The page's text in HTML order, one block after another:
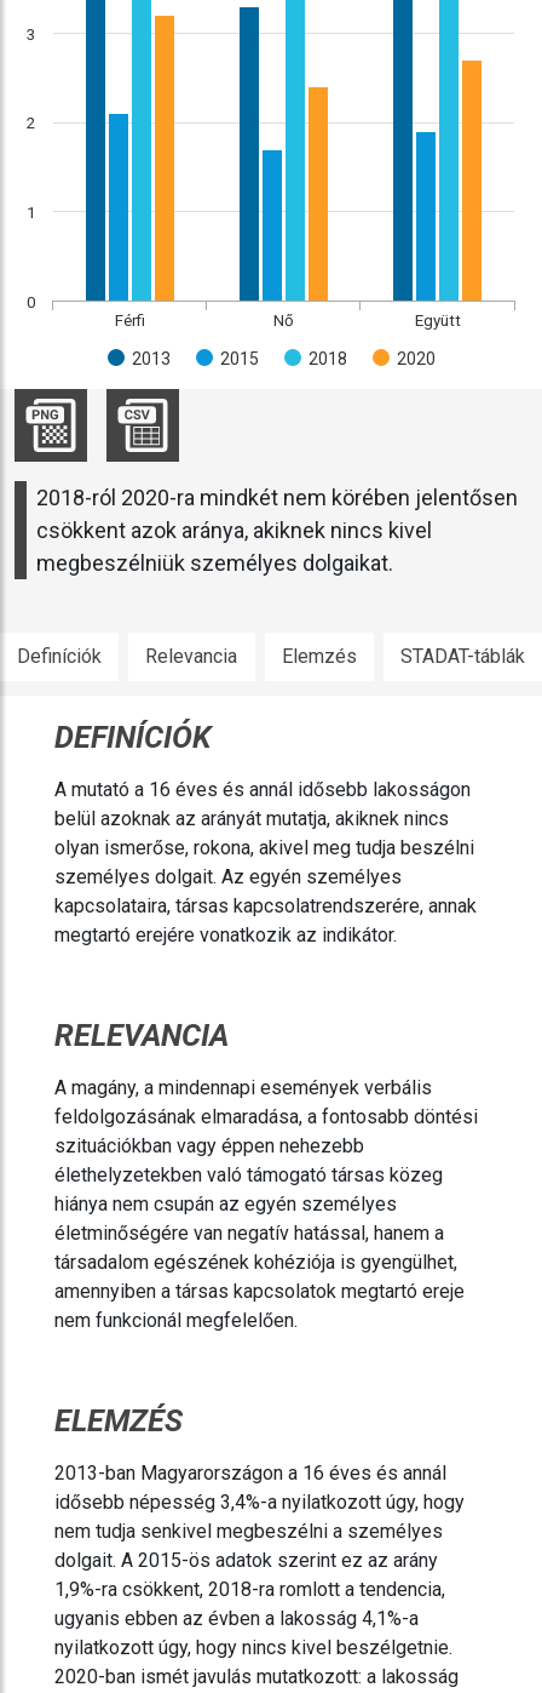
2013 2015 2018 2020
Férfi Nő Együtt
0
1
2
3
2018-ról 2020-ra mindkét nem körében jelentősen
csökkent azok aránya, akiknek nincs kivel
megbeszélniük személyes dolgaikat.
Definíciók Relevancia Elemzés STADAT-táblák
DEFINÍCIÓK
A mutató a 16 éves és annál idősebb lakosságon
belül azoknak az arányát mutatja, akiknek nincs
olyan ismerőse, rokona, akivel meg tudja beszélni
személyes dolgait. Az egyén személyes
kapcsolataira, társas kapcsolatrendszerére, annak
megtartó erejére vonatkozik az indikátor.
RELEVANCIA
A magány, a mindennapi események verbális
feldolgozásának elmaradása, a fontosabb döntési
szituációkban vagy éppen nehezebb
élethelyzetekben való támogató társas közeg
hiánya nem csupán az egyén személyes
életminőségére van negatív hatással, hanem a
társadalom egészének kohéziója is gyengülhet,
amennyiben a társas kapcsolatok megtartó ereje
nem funkcionál megfelelően.
ELEMZÉS
2013-ban Magyarországon a 16 éves és annál
idősebb népesség 3,4%-a nyilatkozott úgy, hogy
nem tudja senkivel megbeszélni a személyes
dolgait. A 2015-ös adatok szerint ez az arány
1,9%-ra csökkent, 2018-ra romlott a tendencia,
ugyanis ebben az évben a lakosság 4,1%-a
nyilatkozott úgy, hogy nincs kivel beszélgetnie.
2020-ban ismét javulás mutatkozott: a lakosság